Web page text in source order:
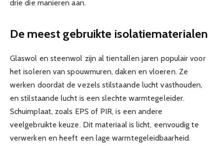
drie die manieren aan.
De meest gebruikte isolatiematerialen
Glaswol en steenwol zijn al tientallen jaren populair voor
het isoleren van spouwmuren, daken en vloeren. Ze
werken doordat de vezels stilstaande lucht vasthouden,
en stilstaande lucht is een slechte warmtegeleider.
Schuimplaat, zoals EPS of PIR, is een andere
veelgebruikte keuze. Dit materiaal is licht, eenvoudig te
verwerken en heeft een lage warmtegeleidbaarheid.